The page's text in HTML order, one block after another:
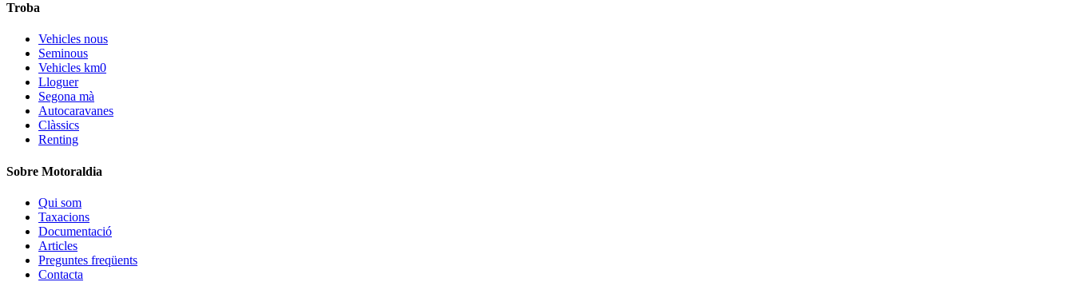
Troba
Vehicles nous
Seminous
Vehicles km0
Lloguer
Segona mà
Autocaravanes
Clàssics
Renting
Sobre Motoraldia
Qui som
Taxacions
Documentació
Articles
Preguntes freqüents
Contacta